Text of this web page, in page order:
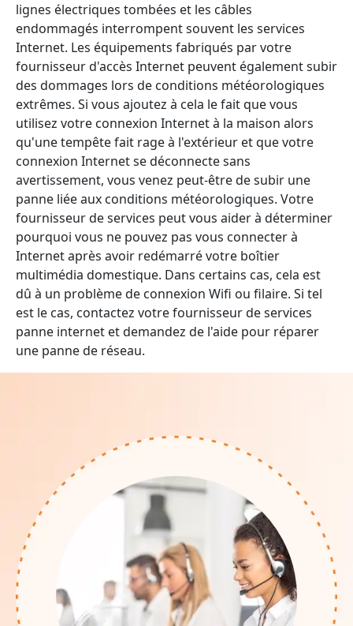
lignes électriques tombées et les câbles
endommagés interrompent souvent les services
Internet. Les équipements fabriqués par votre
fournisseur d'accès Internet peuvent également subir
des dommages lors de conditions météorologiques
extrêmes. Si vous ajoutez à cela le fait que vous
utilisez votre connexion Internet à la maison alors
qu'une tempête fait rage à l'extérieur et que votre
connexion Internet se déconnecte sans
avertissement, vous venez peut-être de subir une
panne liée aux conditions météorologiques. Votre
fournisseur de services peut vous aider à déterminer
pourquoi vous ne pouvez pas vous connecter à
Internet après avoir redémarré votre boîtier
multimédia domestique. Dans certains cas, cela est
dû à un problème de connexion Wifi ou filaire. Si tel
est le cas, contactez votre fournisseur de services
panne internet et demandez de l'aide pour réparer
une panne de réseau.